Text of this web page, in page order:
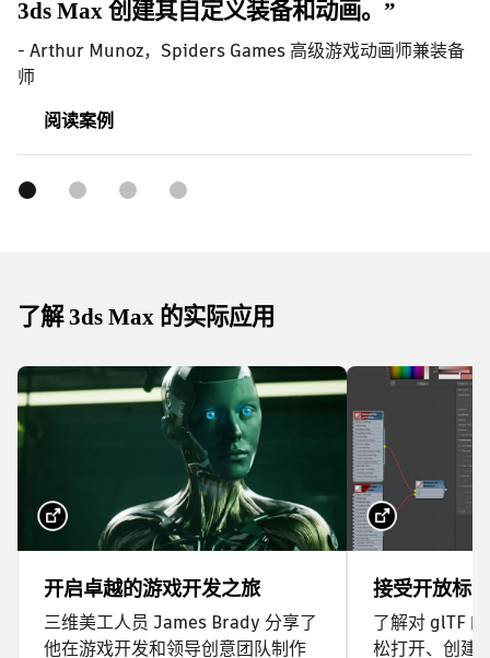
3ds Max 创建其自定义装备和动画。”
- Arthur Munoz，Spiders Games 高级游戏动画师兼装备
师
阅读案例
了解 3ds Max 的实际应用
开启卓越的游戏开发之旅
三维美工人员 James Brady 分享了
他在游戏开发和领导创意团队制作
接受开放标准
了解对 glTF
松打开、创建